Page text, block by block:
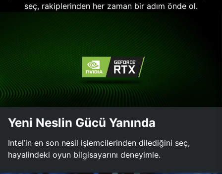
seç, rakiplerinden her zaman bir adım önde ol.
Yeni Neslin Gücü Yanında
Intel’in en son nesil işlemcilerinden dilediğini seç,
hayalindeki oyun bilgisayarını deneyimle.